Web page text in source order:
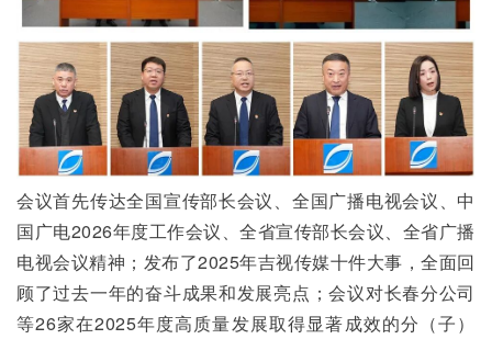
会议首先传达全国宣传部长会议、全国广播电视会议、中
国广电2026年度工作会议、全省宣传部长会议、全省广播
电视会议精神；发布了2025年吉视传媒十件大事，全面回
顾了过去一年的奋斗成果和发展亮点；会议对长春分公司
等26家在2025年度高质量发展取得显著成效的分（子）